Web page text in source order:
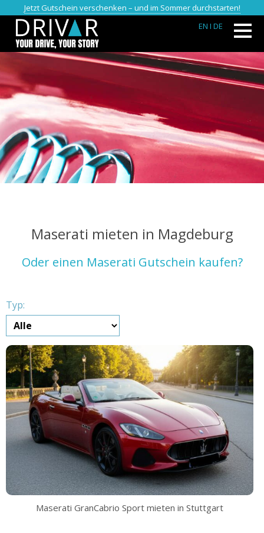
Jetzt Gutschein verschenken – und im Sommer durchstarten!
EN I DE
Maserati mieten in Magdeburg
Oder einen Maserati Gutschein kaufen?
Typ:
Maserati GranCabrio Sport mieten in Stuttgart